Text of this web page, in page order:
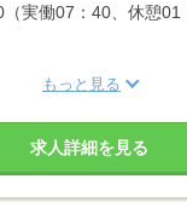
実働07：40、休憩01
もっと見る
求人詳細を見る